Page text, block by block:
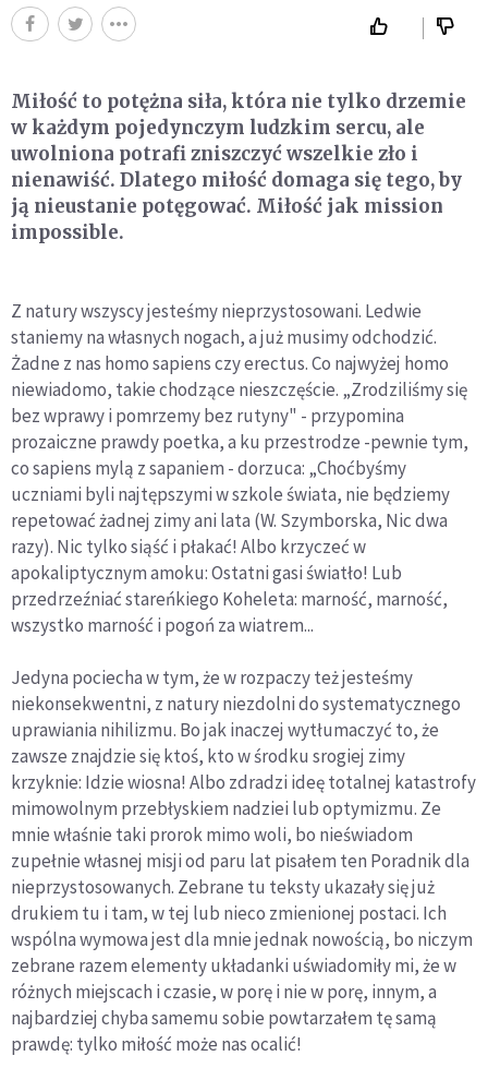
Miłość to potężna siła, która nie tylko drzemie
w każdym pojedynczym ludzkim sercu, ale
uwolniona potrafi zniszczyć wszelkie zło i
nienawiść. Dlatego miłość domaga się tego, by
ją nieustanie potęgować. Miłość jak mission
impossible.
Z natury wszyscy jesteśmy nieprzystosowani. Ledwie
staniemy na własnych nogach, a już musimy odchodzić.
Żadne z nas homo sapiensczyerectus.Co najwyżej homo
niewiadomo, takie chodzące nieszczęście. „Zrodziliśmy się
bez wprawy i pomrzemy bez rutyny" - przypomina
prozaiczne prawdy poetka, a ku przestrodze -pewnie tym,
cosapiens mylą z sapaniem - dorzuca: „Choćbyśmy
uczniami byli najtępszymi w szkole świata, nie będziemy
repetować żadnej zimy ani lata (W. Szymborska, Nic dwa
razy). Nic tylko siąść i płakać! Albo krzyczeć w
apokaliptycznym amoku: Ostatni gasi światło! Lub
przedrzeźniać stareńkiego Koheleta: marność, marność,
wszystko marność i pogoń za wiatrem...
Jedyna pociecha w tym, że w rozpaczy też jesteśmy
niekonsekwentni, z natury niezdolni do systematycznego
uprawiania nihilizmu. Bo jak inaczej wytłumaczyć to, że
zawsze znajdzie się ktoś, kto w środku srogiej zimy
krzyknie: Idzie wiosna! Albo zdradzi ideę totalnej katastrofy
mimowolnym przebłyskiem nadziei lub optymizmu. Ze
mnie właśnie taki prorok mimo woli, bo nieświadom
zupełnie własnej misji od paru lat pisałem ten Poradnik dla
nieprzystosowanych. Zebrane tu teksty ukazały się już
drukiem tu i tam, w tej lub nieco zmienionej postaci. Ich
wspólna wymowa jest dla mnie jednak nowością, bo niczym
zebrane razem elementy układanki uświadomiły mi, że w
różnych miejscach i czasie, w porę i nie w porę, innym, a
najbardziej chyba samemu sobie powtarzałem tę samą
prawdę: tylko miłość może nas ocalić!